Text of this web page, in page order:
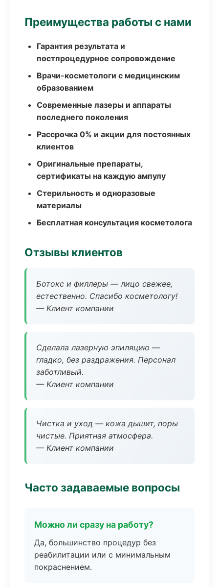
Преимущества работы с нами
Гарантия результата и
постпроцедурное сопровождение
Врачи-косметологи с медицинским
образованием
Современные лазеры и аппараты
последнего поколения
Рассрочка 0% и акции для постоянных
клиентов
Оригинальные препараты,
сертификаты на каждую ампулу
Стерильность и одноразовые
материалы
Бесплатная консультация косметолога
Отзывы клиентов
Ботокс и филлеры — лицо свежее,
естественно. Спасибо косметологу!
— Клиент компании
Сделала лазерную эпиляцию —
гладко, без раздражения. Персонал
заботливый.
— Клиент компании
Чистка и уход — кожа дышит, поры
чистые. Приятная атмосфера.
— Клиент компании
Часто задаваемые вопросы
Можно ли сразу на работу?
Да, большинство процедур без
реабилитации или с минимальным
покраснением.